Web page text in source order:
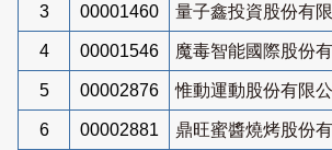
3 00001460 量子鑫投資股份有
4 00001546 魔毒智能國際股份
5 00002876 惟動運動股份有限
6 00002881 鼎旺蜜醬燒烤股份